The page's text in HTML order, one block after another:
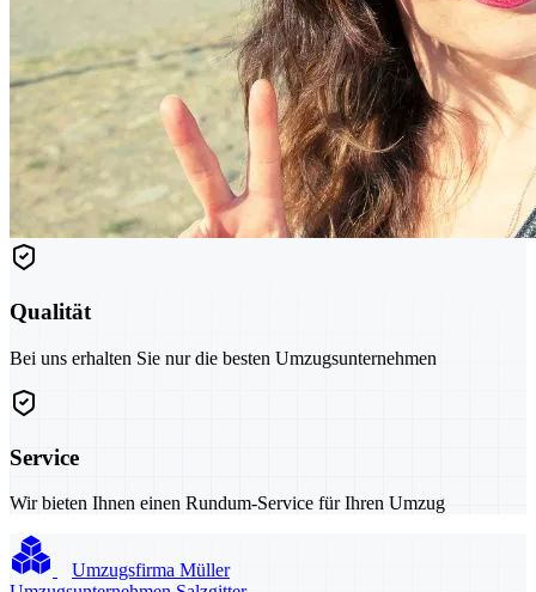
Qualität
Bei uns erhalten Sie nur die besten Umzugsunternehmen
Service
Wir bieten Ihnen einen Rundum-Service für Ihren Umzug
Umzugsfirma Müller